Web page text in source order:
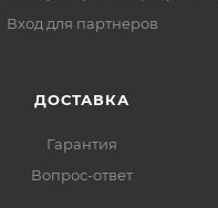
Вход для партнеров
ДОСТАВКА
Гарантия
Вопрос-ответ